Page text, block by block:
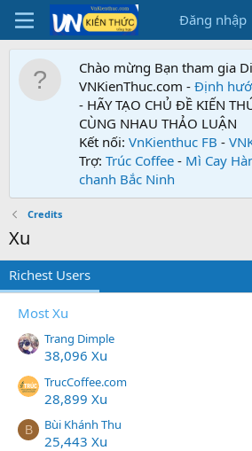
Đăng nhập
Chào mừng Bạn tham gia
VNKienThuc.com - Định
- HÃY TẠO CHỦ ĐỀ KIẾN
CÙNG NHAU THẢO LUẬN
Kết nối: VnKienthuc FB -
Trợ: Trúc Coffee - Mì Cay
chanh Bắc Ninh
Credits
Xu
Richest Users
Most Xu
Trang Dimple
38,096 Xu
TrucCoffee.com
28,899 Xu
B Bùi Khánh Thu
25,443 Xu